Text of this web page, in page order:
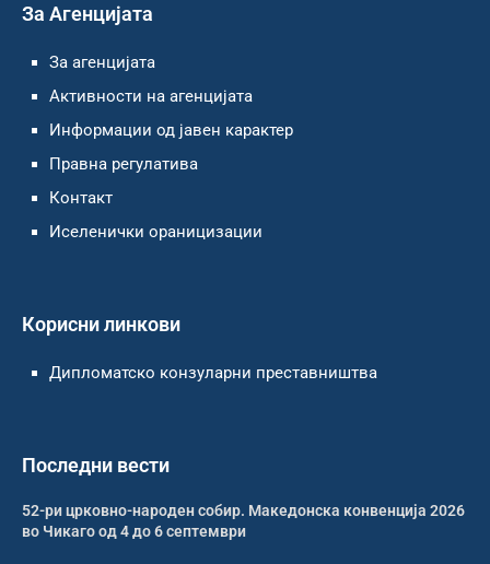
За Агенцијата
За агенцијата
Активности на агенцијата
Информации од јавен карактер
Правна регулатива
Контакт
Иселенички ораницизации
Корисни линкови
Дипломатско конзуларни преставништва
Последни вести
52-ри црковно-народен собир. Македонска конвенција 2026
во Чикаго од 4 до 6 септември